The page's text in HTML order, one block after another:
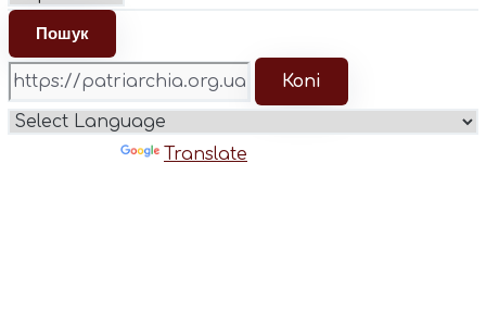
Копі
Translate